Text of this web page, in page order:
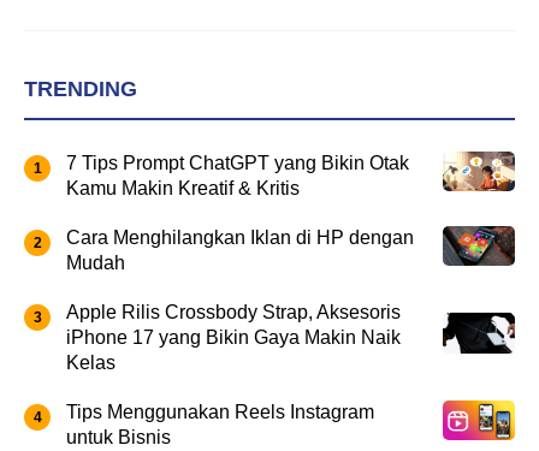
TRENDING
7 Tips Prompt ChatGPT yang Bikin Otak
Kamu Makin Kreatif & Kritis
Cara Menghilangkan Iklan di HP dengan
Mudah
Apple Rilis Crossbody Strap, Aksesoris
iPhone 17 yang Bikin Gaya Makin Naik
Kelas
Tips Menggunakan Reels Instagram
untuk Bisnis